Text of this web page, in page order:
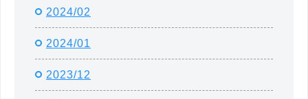
2024/02
2024/01
2023/12